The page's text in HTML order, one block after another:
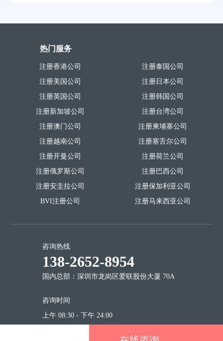
热门服务
注册香港公司
注册美国公司
注册英国公司
注册新加坡公司
注册澳门公司
注册泰国公司
注册日本公司
注册韩国公司
注册台湾公司
注册柬埔寨公司
注册越南公司
注册开曼公司
注册俄罗斯公司
注册安圭拉公司
BVI注册公司
注册塞舌尔公司
注册荷兰公司
注册巴西公司
注册保加利亚公司
注册马来西亚公司
咨询热线
138-2652-8954
国内总部：深圳市龙岗区爱联股份大厦 70A
咨询时间
上午 08:30 - 下午 24:00